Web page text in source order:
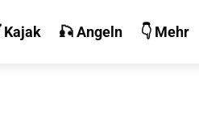
Kajak 🎣 Angeln 👇 Mehr